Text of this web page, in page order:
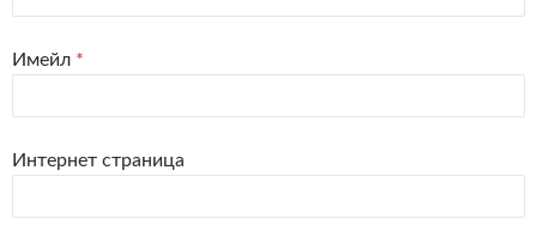
Имейл *
Интернет страница